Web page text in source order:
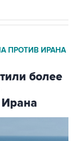
более